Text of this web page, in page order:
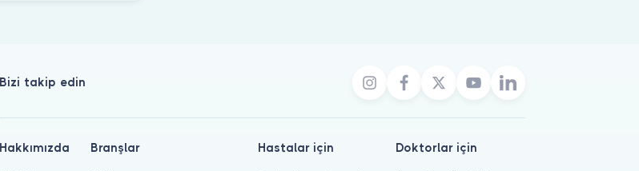
Bizi takip edin
Hakkımızda Branşlar Hastalar için Doktorlar için